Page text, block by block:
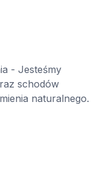
- Jesteśmy
schodów
naturalnego.